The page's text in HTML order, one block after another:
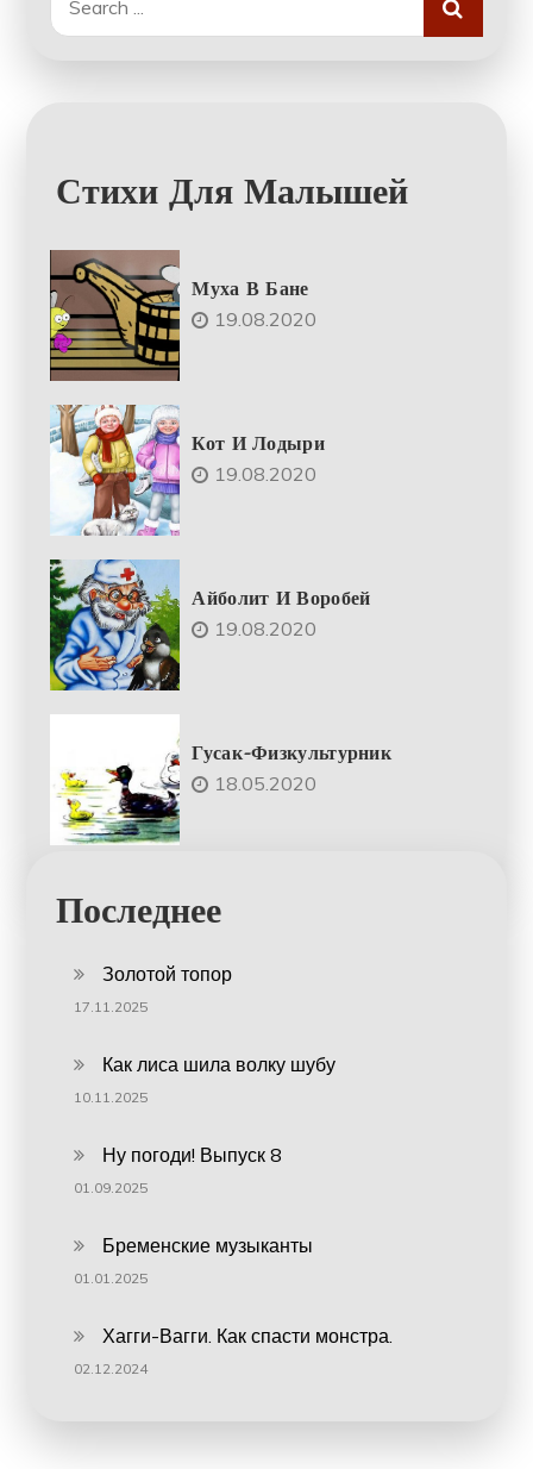
for:
Стихи Для Малышей
Муха В Бане
19.08.2020
Кот И Лодыри
19.08.2020
Айболит И Воробей
19.08.2020
Гусак-Физкультурник
18.05.2020
Последнее
Золотой топор
17.11.2025
Как лиса шила волку шубу
10.11.2025
Ну погоди! Выпуск 8
01.09.2025
Бременские музыканты
01.01.2025
Хагги-Вагги. Как спасти монстра.
02.12.2024